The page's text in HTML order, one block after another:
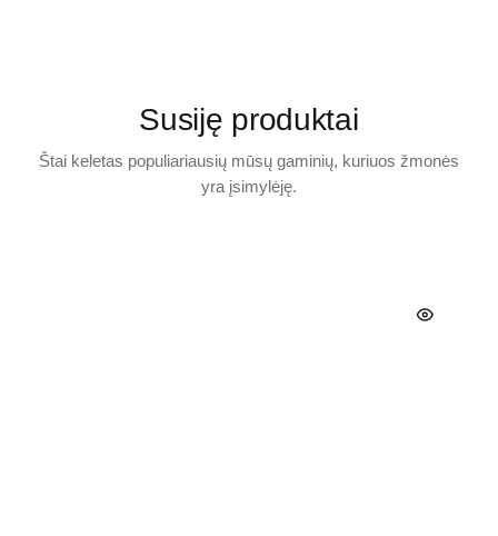
Susiję produktai
Štai keletas populiariausių mūsų gaminių, kuriuos žmonės
yra įsimylėję.